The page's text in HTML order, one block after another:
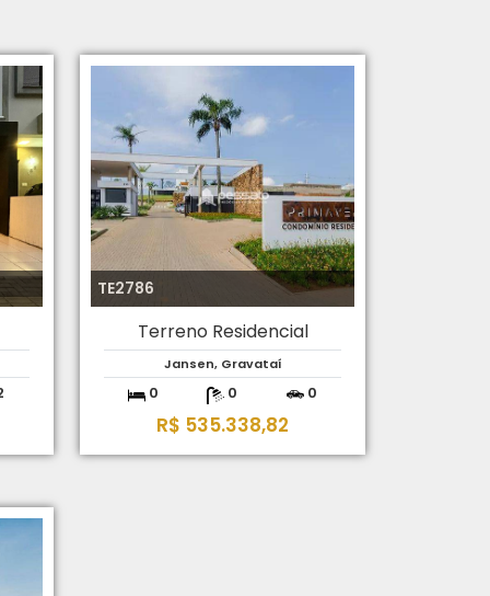
TE2786
Terreno Residencial
Jansen, Gravataí
0 0 0
R$ 535.338,82